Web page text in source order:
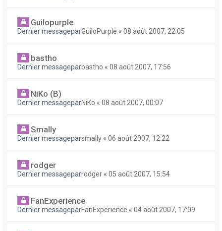
Guilopurple
Dernier messageparGuiloPurple « 08 août 2007, 22:05
bastho
Dernier messageparbastho « 08 août 2007, 17:56
NiKo (B)
Dernier messageparNiKo « 08 août 2007, 00:07
Smally
Dernier messageparsmally « 06 août 2007, 12:22
rodger
Dernier messageparrodger « 05 août 2007, 15:54
FanExperience
Dernier messageparFanExperience « 04 août 2007, 17:09